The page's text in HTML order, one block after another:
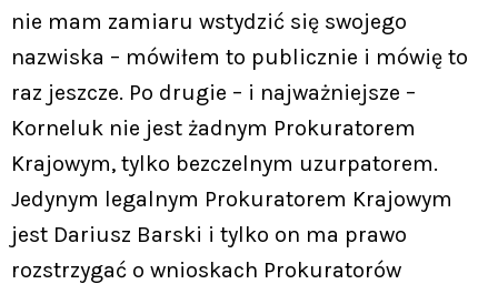
nie mam zamiaru wstydzić się swojego
nazwiska – mówiłem to publicznie i mówię to
raz jeszcze. Po drugie – i najważniejsze –
Korneluk nie jest żadnym Prokuratorem
Krajowym, tylko bezczelnym uzurpatorem.
Jedynym legalnym Prokuratorem Krajowym
jest Dariusz Barski i tylko on ma prawo
rozstrzygać o wnioskach Prokuratorów